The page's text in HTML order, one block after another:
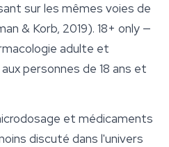
sur les mêmes voies de
& Korb, 2019). 18+ only —
adulte et
personnes de 18 ans et
et médicaments
discuté dans l'univers